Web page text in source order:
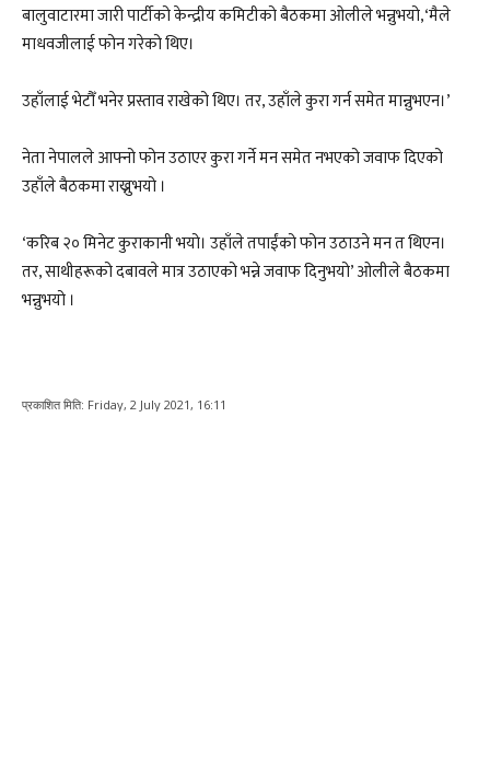
बालुवाटारमा जारी पार्टीको केन्द्रीय कमिटीको बैठकमा ओलीले भन्नुभयो,‘मैले
माधवजीलाई फोन गरेको थिए।
उहाँलाई भेटौँ भनेर प्रस्ताव राखेको थिए। तर, उहाँले कुरा गर्न समेत मान्नुभएन।’
नेता नेपालले आफ्नो फोन उठाएर कुरा गर्ने मन समेत नभएको जवाफ दिएको
उहाँले बैठकमा राख्नुभयो ।
‘करिब २० मिनेट कुराकानी भयो। उहाँले तपाईंको फोन उठाउने मन त थिएन।
तर, साथीहरूको दबावले मात्र उठाएको भन्ने जवाफ दिनुभयो’ ओलीले बैठकमा
भन्नुभयो ।
प्रकाशित मिति: Friday, 2 July 2021, 16:11